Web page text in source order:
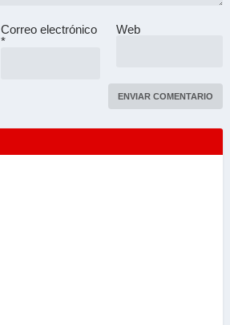
Correo electrónico
*
Web